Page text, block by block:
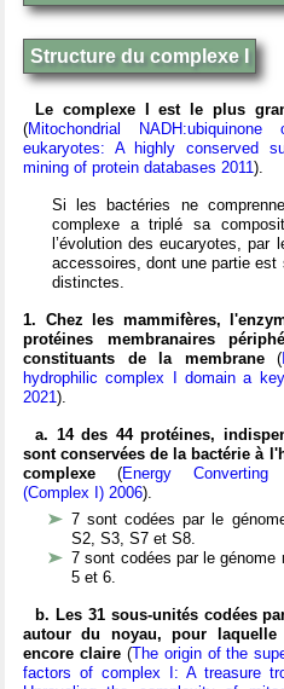
Structure du complexe I
Le complexe I est le plus
(Mitochondrial
eukaryotes: A highly conserved
mining of protein databases 2011).
Si les bactéries ne
complexe a triplé sa
l’évolution des eucaryotes, par
accessoires, dont une partie
distinctes.
1. Chez les mammifères,
protéines membranaires
constituants de la membrane(
hydrophilic complex I domain a
2021).
a. 14 des 44 protéines,
sont conservées de la bactérie à
complexe (Energy Converting
(Complex I) 2006).
7 sont codées par le
S2, S3, S7 et S8.
7 sont codées par le
5 et 6.
b. Les 31 sous-unités codées
autour du noyau, pour
encore claire(The origin of the
factors of complex I: A treasure